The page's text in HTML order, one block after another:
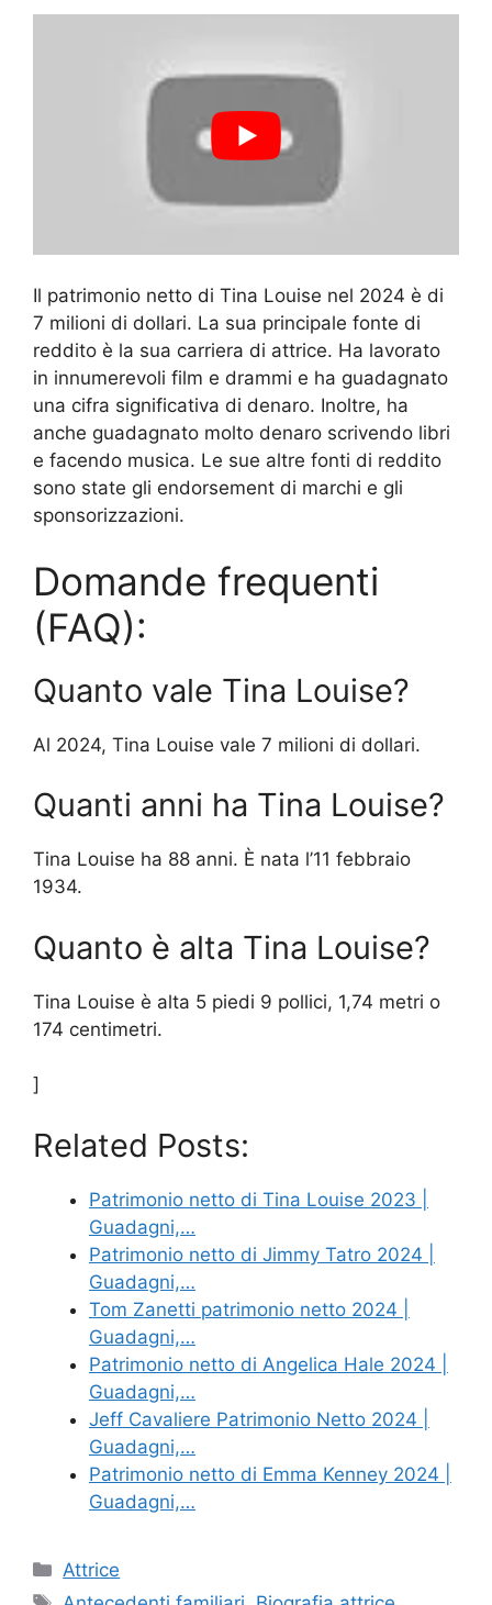
Il patrimonio netto di Tina Louise nel 2024 è di
7 milioni di dollari. La sua principale fonte di
reddito è la sua carriera di attrice. Ha lavorato
in innumerevoli film e drammi e ha guadagnato
una cifra significativa di denaro. Inoltre, ha
anche guadagnato molto denaro scrivendo libri
e facendo musica. Le sue altre fonti di reddito
sono state gli endorsement di marchi e gli
sponsorizzazioni.
Domande frequenti
(FAQ):
Quanto vale Tina Louise?
Al 2024, Tina Louise vale 7 milioni di dollari.
Quanti anni ha Tina Louise?
Tina Louise ha 88 anni. È nata l’11 febbraio
1934.
Quanto è alta Tina Louise?
Tina Louise è alta 5 piedi 9 pollici, 1,74 metri o
174 centimetri.
]
Related Posts:
Patrimonio netto di Tina Louise 2023 |
Guadagni,…
Patrimonio netto di Jimmy Tatro 2024 |
Guadagni,…
Tom Zanetti patrimonio netto 2024 |
Guadagni,…
Patrimonio netto di Angelica Hale 2024 |
Guadagni,…
Jeff Cavaliere Patrimonio Netto 2024 |
Guadagni,…
Patrimonio netto di Emma Kenney 2024 |
Guadagni,…
Categories
Attrice
Tags